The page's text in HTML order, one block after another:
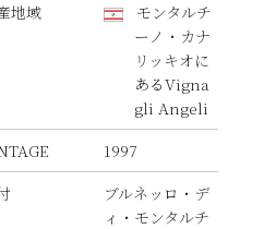
地域
モンタルチ
ーノ・カナ
リッキオに
あるVigna
gli Angeli
1997
ブルネッロ・デ
ィ・モンタルチ